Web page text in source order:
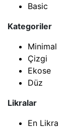
Basic
Kategoriler
Minimal
Çizgi
Ekose
Düz
Likralar
En Likra